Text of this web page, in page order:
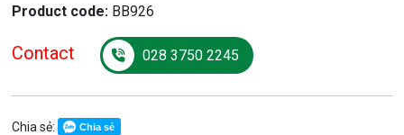
Product code: BB926
Contact 028 3750 2245
Chia sẻ: Chia sẻ